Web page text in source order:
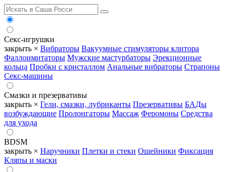
Секс-игрушки
закрыть × Вибраторы Вакуумные стимуляторы клитора
Фаллоимитаторы Мужские мастурбаторы Эрекционные
кольца Пробки с кристаллом Анальные вибраторы Страпоны
Секс-машины
Смазки и презервативы
закрыть × Гели, смазки, лубриканты Презервативы БАДы
возбуждающие Пролонгаторы Массаж Феромоны Средства
для ухода
BDSM
закрыть × Наручники Плетки и стеки Ошейники Фиксация
Кляпы и маски